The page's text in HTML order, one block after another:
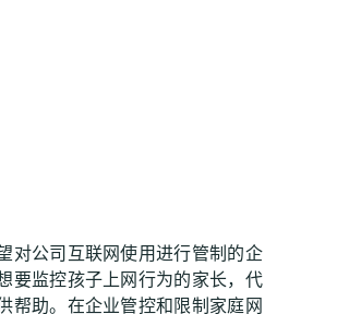
对公司互联网使用进行管制的企
要监控孩子上网行为的家长，代
帮助。在企业管控和限制家庭网